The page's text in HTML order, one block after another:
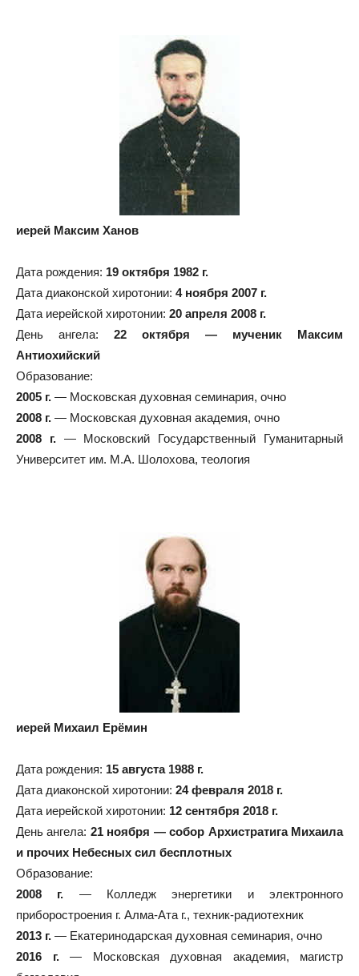
иерей Максим Ханов
Дата рождения: 19 октября 1982 г.
Дата диаконской хиротонии: 4 ноября 2007 г.
Дата иерейской хиротонии: 20 апреля 2008 г.
День ангела: 22 октября — мученик Максим
Антиохийский
Образование:
2005 г. — Московская духовная семинария, очно
2008 г. — Московская духовная академия, очно
2008 г.— Московский Государственный Гуманитарный
Университет им. М.А. Шолохова, теология
иерей Михаил Ерёмин
Дата рождения: 15 августа 1988 г.
Дата диаконской хиротонии: 24 февраля 2018 г.
Дата иерейской хиротонии: 12 сентября 2018 г.
День ангела: 21 ноября — собор Архистратига Михаила
и прочих Небесных сил бесплотных
Образование:
2008 г. — Колледж энергетики и электронного
приборостроения г. Алма-Ата г., техник-радиотехник
2013 г. — Екатеринодарская духовная семинария, очно
2016 г.— Московская духовная академия, магистр